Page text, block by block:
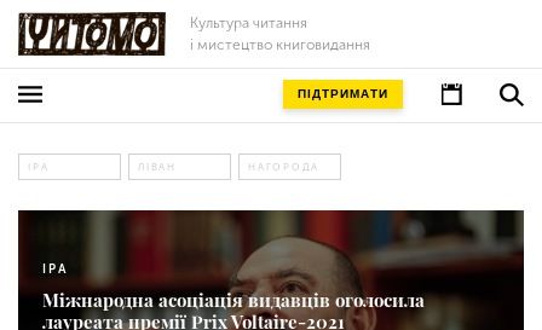
Культура читання
і мистецтво книговидання
ПІДТРИМАТИ
IPA ЛІВАН НАГОРОДА
IPA
Міжнародна асоціація видавців оголосила
лауреата премії Prix Voltaire-2021